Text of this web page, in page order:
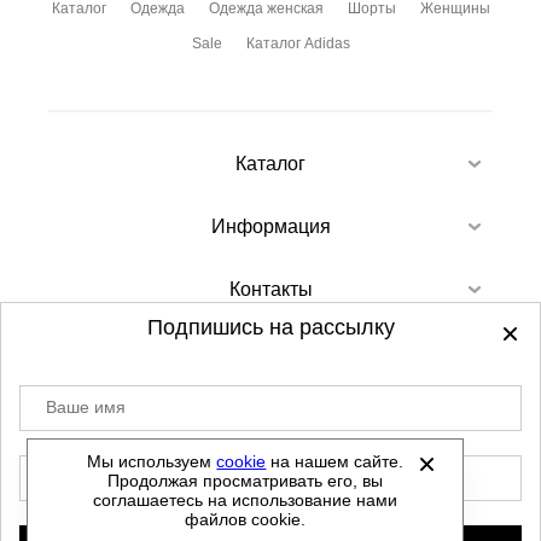
Каталог Одежда Одежда женская Шорты Женщины
Sale Каталог Adidas
Каталог
Информация
Контакты
©2012-2026 - Sellgroup.ru - все права
защищены.
Данный сайт не является интернет магазином и
не является публичной офертой.
Мы используемcookie на нашем сайте.
Продолжая просматривать его, вы
соглашаетесь на использование нами
файлов cookie.
Подпишись на рассылку
Ваше имя